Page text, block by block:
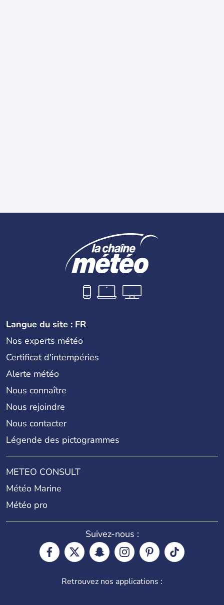
Langue du site : FR
Nos experts météo
Certificat d'intempéries
Alerte météo
Nous connaître
Nous rejoindre
Nous contacter
Légende des pictogrammes
METEO CONSULT
Météo Marine
Météo pro
Suivez-nous :
Retrouvez nos applications :